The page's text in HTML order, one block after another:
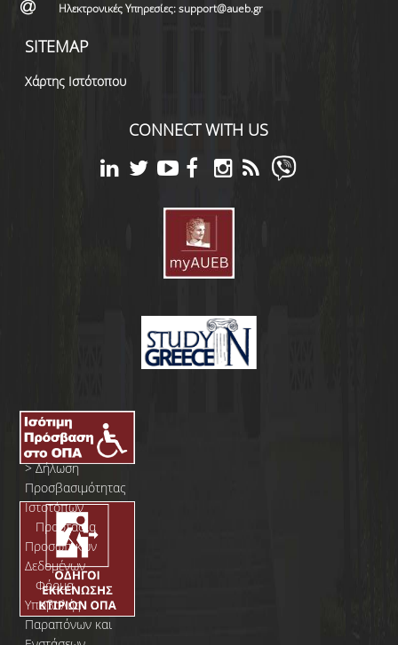
Ηλεκτρονικές Υπηρεσίες: support@aueb.gr
SITEMAP
Χάρτης Ιστότοπου
CONNECT WITH US
>Δήλωση
Προσβασιμότητας
Ιστοτόπων
Προστασία
Προσωπικών
Δεδομένων
Φόρμα
Yποβολής
Παραπόνων και